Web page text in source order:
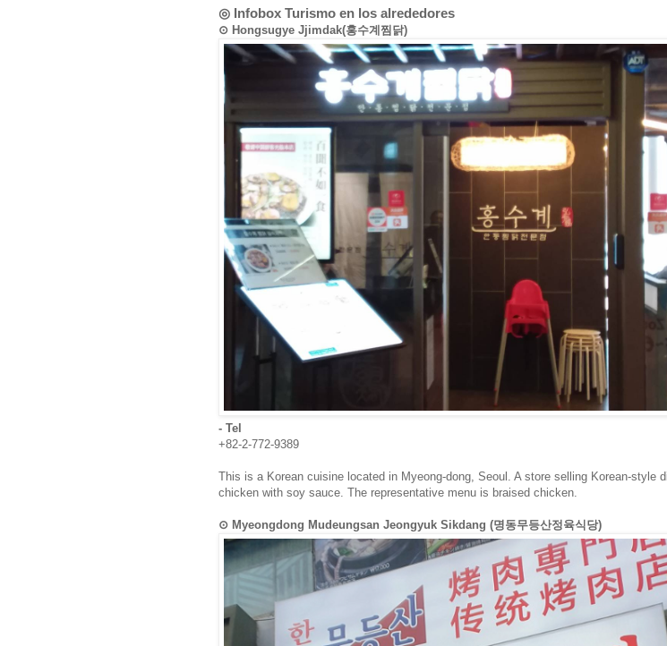
◎ Infobox Turismo en los alrededores
⊙ Hongsugye Jjimdak(홍수계찜닭)
- Tel
+82-2-772-9389
This is a Korean cuisine located in Myeong-dong, Seoul. A store selling Korean-style
chicken with soy sauce. The representative menu is braised chicken.
⊙ Myeongdong Mudeungsan Jeongyuk Sikdang (명동무등산정육식당)